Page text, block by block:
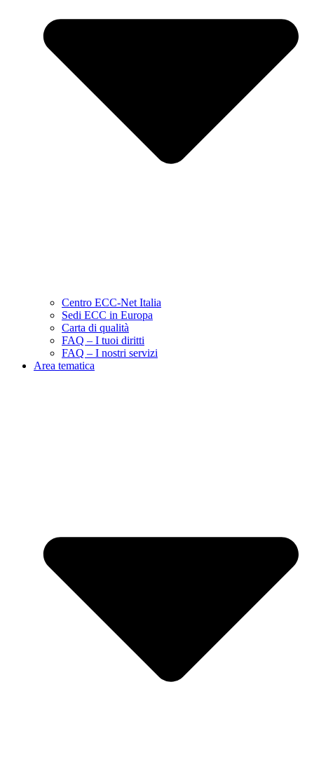
Centro ECC-Net Italia
Sedi ECC in Europa
Carta di qualità
FAQ – I tuoi diritti
FAQ – I nostri servizi
Area tematica